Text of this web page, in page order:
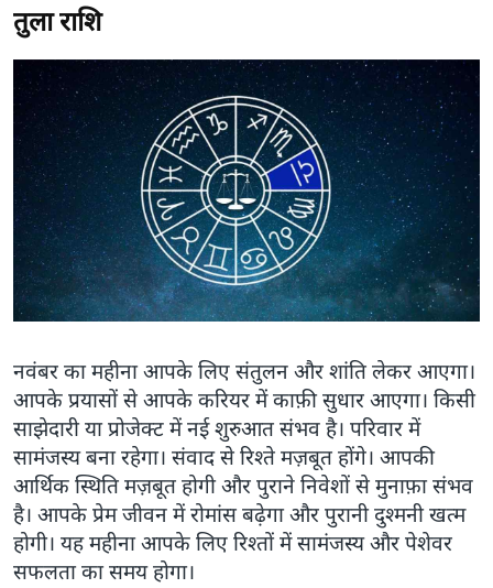
तुला राशि
नवंबर का महीना आपके लिए संतुलन और शांति लेकर आएगा।
आपके प्रयासों से आपके करियर में काफ़ी सुधार आएगा। किसी
साझेदारी या प्रोजेक्ट में नई शुरुआत संभव है। परिवार में
सामंजस्य बना रहेगा। संवाद से रिश्ते मज़बूत होंगे। आपकी
आर्थिक स्थिति मज़बूत होगी और पुराने निवेशों से मुनाफ़ा संभव
है। आपके प्रेम जीवन में रोमांस बढ़ेगा और पुरानी दुश्मनी खत्म
होगी। यह महीना आपके लिए रिश्तों में सामंजस्य और पेशेवर
सफलता का समय होगा।